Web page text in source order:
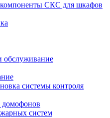
СКС для шкафов
обслуживание
системы контроля
домофонов
систем